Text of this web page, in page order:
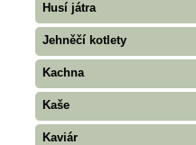
Husí játra
Jehněčí kotlety
Kachna
Kaše
Kaviár